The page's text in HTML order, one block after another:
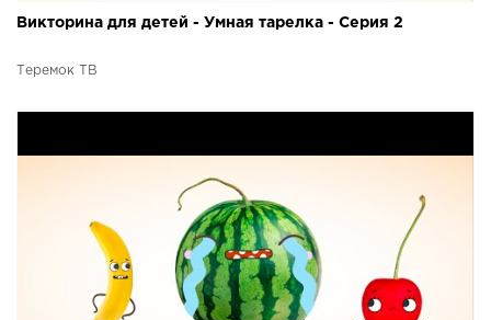
Викторина для детей - Умная тарелка - Серия 2
Теремок ТВ